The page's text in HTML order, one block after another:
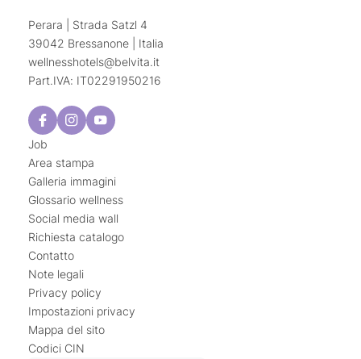
Perara | Strada Satzl 4
39042 Bressanone | Italia
wellnesshotels@belvita.it
Part.IVA: IT02291950216
Job
Area stampa
Galleria immagini
Glossario wellness
Social media wall
Richiesta catalogo
Contatto
Note legali
Privacy policy
Impostazioni privacy
Mappa del sito
Codici CIN